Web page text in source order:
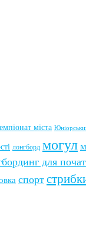
міста
лонгборд могул
для
спорт